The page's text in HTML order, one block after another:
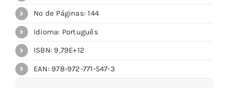
Nº de Páginas: 144
Idioma: Português
ISBN: 9,79E+12
EAN: 978-972-771-547-3